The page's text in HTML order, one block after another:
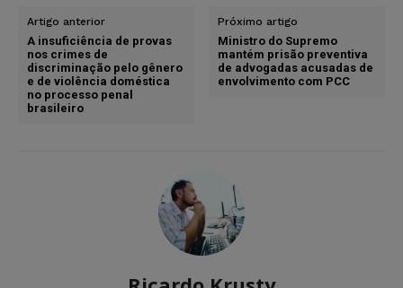
Artigo anterior
A insuficiência de provas
nos crimes de
discriminação pelo gênero
e de violência doméstica
no processo penal
brasileiro
Próximo artigo
Ministro do Supremo
mantém prisão preventiva
de advogadas acusadas de
envolvimento com PCC